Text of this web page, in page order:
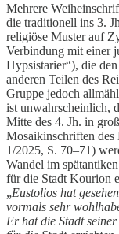
Mehrere
die traditionell ins 3.
religiöse Muster auf
Verbindung mit einer
Hypsistarier“), die
anderen Teilen des
Gruppe jedoch
ist unwahrscheinlich,
Mitte des 4. Jh. in
Mosaikinschriften
1/2025, S. 70–71)
Wandel im
für die Stadt Kourion
„Eustolios hat
vormals sehr
Er hat die Stadt